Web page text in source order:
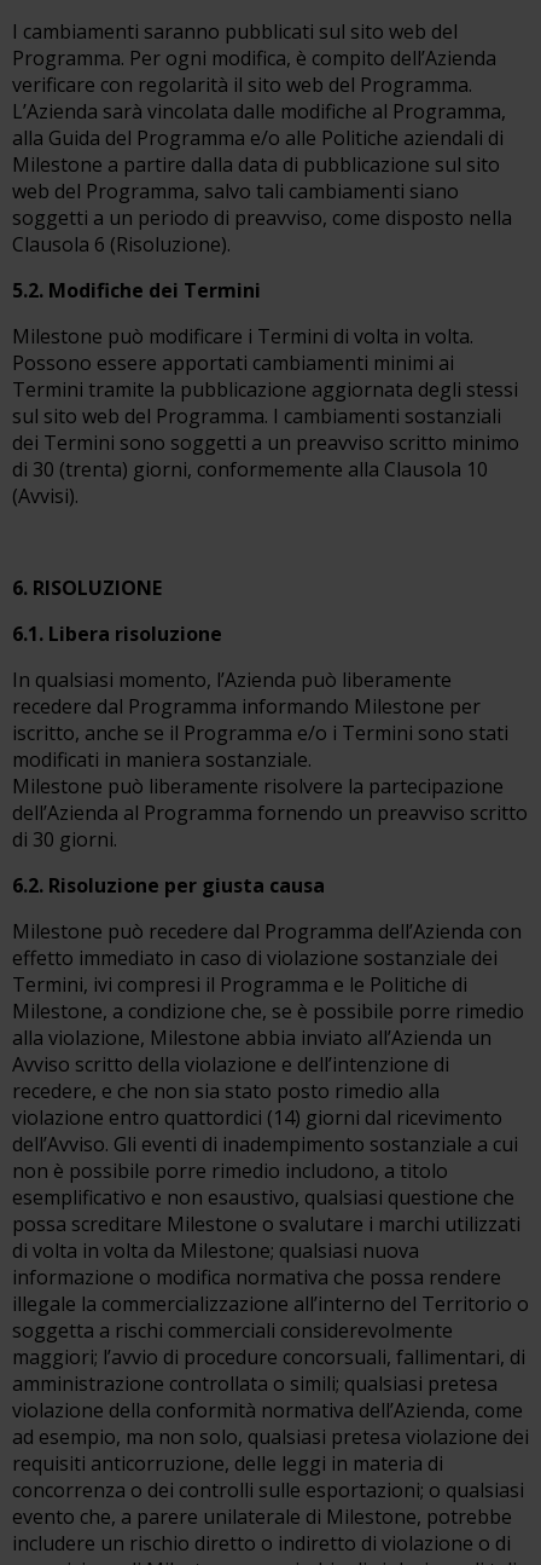
I cambiamenti saranno pubblicati sul sito web del
Programma. Per ogni modifica, è compito dell’Azienda
verificare con regolarità il sito web del Programma.
L’Azienda sarà vincolata dalle modifiche al Programma,
alla Guida del Programma e/o alle Politiche aziendali di
Milestone a partire dalla data di pubblicazione sul sito
web del Programma, salvo tali cambiamenti siano
soggetti a un periodo di preavviso, come disposto nella
Clausola 6 (Risoluzione).
5.2. Modifiche dei Termini
Milestone può modificare i Termini di volta in volta.
Possono essere apportati cambiamenti minimi ai
Termini tramite la pubblicazione aggiornata degli stessi
sul sito web del Programma. I cambiamenti sostanziali
dei Termini sono soggetti a un preavviso scritto minimo
di 30 (trenta) giorni, conformemente alla Clausola 10
(Avvisi).
6. RISOLUZIONE
6.1. Libera risoluzione
In qualsiasi momento, l’Azienda può liberamente
recedere dal Programma informando Milestone per
iscritto, anche se il Programma e/o i Termini sono stati
modificati in maniera sostanziale.
Milestone può liberamente risolvere la partecipazione
dell’Azienda al Programma fornendo un preavviso scritto
di 30 giorni.
6.2. Risoluzione per giusta causa
Milestone può recedere dal Programma dell’Azienda con
effetto immediato in caso di violazione sostanziale dei
Termini, ivi compresi il Programma e le Politiche di
Milestone, a condizione che, se è possibile porre rimedio
alla violazione, Milestone abbia inviato all’Azienda un
Avviso scritto della violazione e dell’intenzione di
recedere, e che non sia stato posto rimedio alla
violazione entro quattordici (14) giorni dal ricevimento
dell’Avviso. Gli eventi di inadempimento sostanziale a cui
non è possibile porre rimedio includono, a titolo
esemplificativo e non esaustivo, qualsiasi questione che
possa screditare Milestone o svalutare i marchi utilizzati
di volta in volta da Milestone; qualsiasi nuova
informazione o modifica normativa che possa rendere
illegale la commercializzazione all’interno del Territorio o
soggetta a rischi commerciali considerevolmente
maggiori; l’avvio di procedure concorsuali, fallimentari, di
amministrazione controllata o simili; qualsiasi pretesa
violazione della conformità normativa dell’Azienda, come
ad esempio, ma non solo, qualsiasi pretesa violazione dei
requisiti anticorruzione, delle leggi in materia di
concorrenza o dei controlli sulle esportazioni; o qualsiasi
evento che, a parere unilaterale di Milestone, potrebbe
includere un rischio diretto o indiretto di violazione o di